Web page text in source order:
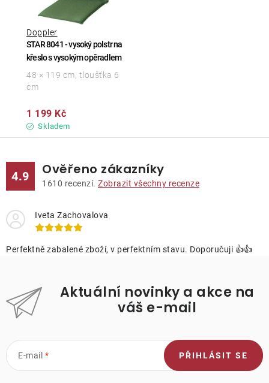
STAR 8041 - vysoký polstr na
křeslo s vysokým opěradlem
Doppler
Skladem
1 199 Kč
48 × 119 cm, tloušťka 6
cm
4.9 Ověřeno zákazníky
1610 recenzí. Zobrazit všechny recenze
Iveta Zachovalova
Perfektně zabalené zboží, v perfektním stavu. Doporučuji 👍👍
Aktuální novinky a akce na
váš e-mail
E-mail PŘIHLÁSIT SE